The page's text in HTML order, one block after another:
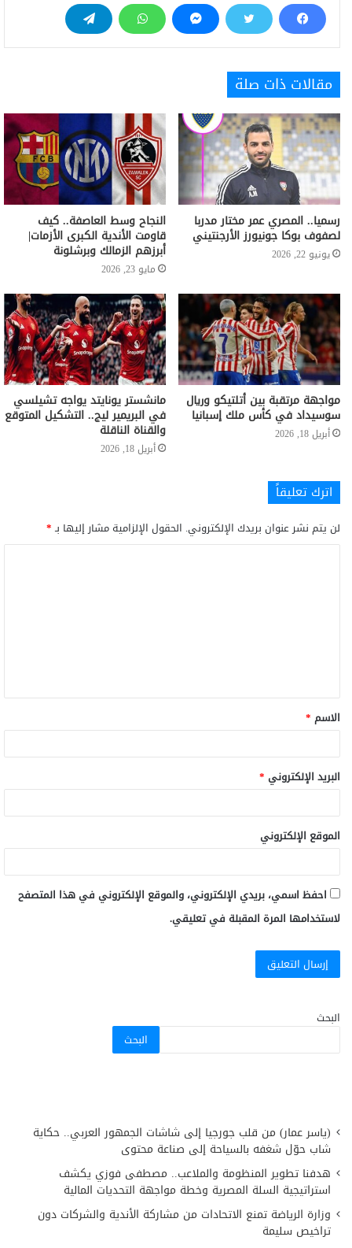
مقالات ذات صلة
رسميا.. المصري عمر مختار مدربا
لصفوف بوكا جونيورز الأرجنتيني
يونيو 22, 2026
النجاح وسط العاصفة.. كيف
قاومت الأندية الكبرى الأزمات|
أبرزهم الزمالك وبرشلونة
مايو 23, 2026
مواجهة مرتقبة بين أتلتيكو وريال
سوسيداد في كأس ملك إسبانيا
أبريل 18, 2026
مانشستر يونايتد يواجه تشيلسي
في البريمير ليج.. التشكيل المتوقع
والقناة الناقلة
أبريل 18, 2026
اترك تعليقاً
لن يتم نشر عنوان بريدك الإلكتروني. الحقول الإلزامية مشار إليها بـ*
الاسم *
البريد الإلكتروني *
الموقع الإلكتروني
احفظ اسمي، بريدي الإلكتروني، والموقع الإلكتروني في هذا المتصفح
لاستخدامها المرة المقبلة في تعليقي.
البحث
البحث
(ياسر عمار) من قلب جورجيا إلى شاشات الجمهور العربي.. حكاية
شاب حوّل شغفه بالسياحة إلى صناعة محتوى
هدفنا تطوير المنظومة والملاعب.. مصطفى فوزي يكشف
استراتيجية السلة المصرية وخطة مواجهة التحديات المالية
وزارة الرياضة تمنع الاتحادات من مشاركة الأندية والشركات دون
تراخيص سليمة